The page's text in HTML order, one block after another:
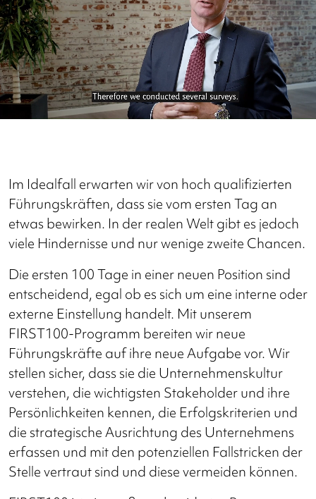
Im Idealfall erwarten wir von hoch qualifizierten
Führungskräften, dass sie vom ersten Tag an
etwas bewirken. In der realen Welt gibt es jedoch
viele Hindernisse und nur wenige zweite Chancen.
Die ersten 100 Tage in einer neuen Position sind
entscheidend, egal ob es sich um eine interne oder
externe Einstellung handelt. Mit unserem
FIRST100-Programm bereiten wir neue
Führungskräfte auf ihre neue Aufgabe vor. Wir
stellen sicher, dass sie die Unternehmenskultur
verstehen, die wichtigsten Stakeholder und ihre
Persönlichkeiten kennen, die Erfolgskriterien und
die strategische Ausrichtung des Unternehmens
erfassen und mit den potenziellen Fallstricken der
Stelle vertraut sind und diese vermeiden können.